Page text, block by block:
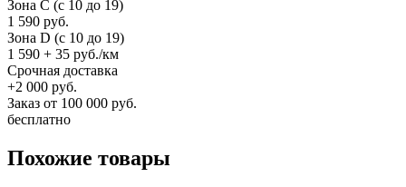
Зона C (c 10 до 19)
1 590 руб.
Зона D (c 10 до 19)
1 590 + 35 руб./км
Срочная доставка
+2 000 руб.
Заказ от 100 000 руб.
бесплатно
Похожие товары